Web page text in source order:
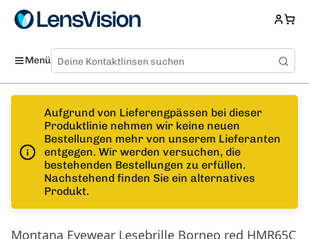
Menü
Aufgrund von Lieferengpässen bei dieser
Produktlinie nehmen wir keine neuen
Bestellungen mehr von unserem Lieferanten
entgegen. Wir werden versuchen, die
bestehenden Bestellungen zu erfüllen.
Nachstehend finden Sie ein alternatives
Produkt.
Montana Eyewear Lesebrille Borneo red HMR65C